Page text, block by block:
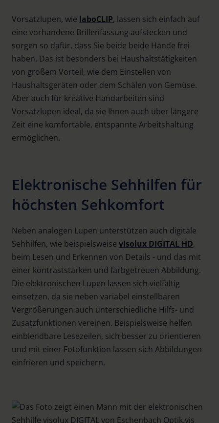
Vorsatzlupen, wie laboCLIP, lassen sich einfach auf
eine vorhandene Brillenfassung aufstecken und
sorgen so dafür, dass Sie beide beide Hände frei
haben. Das ist besonders bei Haushaltstätigkeiten
von großem Vorteil, wie dem Einstellen von
Haushaltsgeräten oder dem Schälen von Gemüse.
Aber auch für kreative Handarbeiten sind
Vorsatzlupen ideal, da sie Ihnen auch über längere
Zeit eine komfortable, entspannte Arbeitshaltung
ermöglichen.
Elektronische Sehhilfen für
höchsten Sehkomfort
Neben analogen Lupen unterstützen auch digitale
Sehhilfen, wie beispielsweise visolux DIGITAL HD,
beim Lesen und Erkennen von Details - und das mit
einer kontraststarken und farbgetreuen Abbildung.
Die elektronischen Lupen lassen sich vielfältig
einsetzen, da sie neben variabel einstellbaren
Vergrößerungen auch unterschiedliche Hilfs- und
Zusatzfunktionen vereinen. Beispielsweise helfen
einblendbare Lesezeilen, sich besser zu orientieren
und mit einer Fotofunktion lassen sich Abbildungen
einfrieren und speichern.